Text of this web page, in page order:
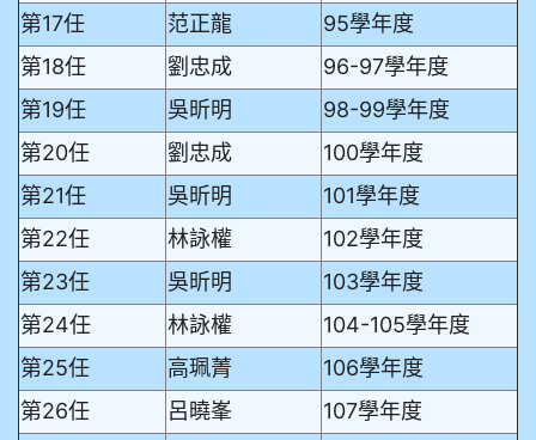
第17任
范正龍
95學年度
第18任
劉忠成
96-97學年度
第19任
吳昕明
98-99學年度
第20任
劉忠成
100學年度
第21任
吳昕明
101學年度
第22任
林詠權
102學年度
第23任
吳昕明
103學年度
第24任
林詠權
104-105學年度
第25任
高珮菁
106學年度
第26任
呂曉峯
107學年度